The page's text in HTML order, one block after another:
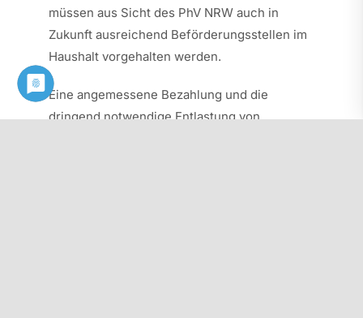
müssen aus Sicht des PhV NRW auch in
Zukunft ausreichend Beförderungsstellen im
Haushalt vorgehalten werden.
Eine angemessene Bezahlung und die
dringend notwendige Entlastung von